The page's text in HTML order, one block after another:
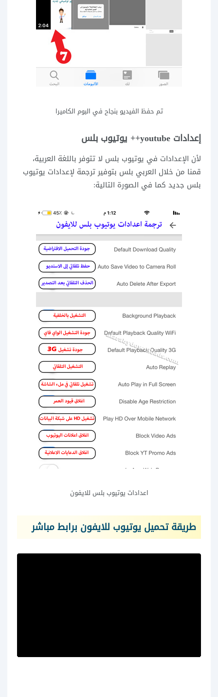
تم حفظ الفيديو بنجاح في البوم الكاميرا
إعدادات youtube++ يوتيوب بلس
لأن الإعدادات في يوتيوب بلس لا تتوفر باللغة العربية،
قمنا من خلال العربي بلس بتوفير ترجمة لإعدادات يوتيوب
بلس جديد كما في الصورة التالية:
اعدادات يوتيوب بلس للايفون
طريقة تحميل يوتيوب للايفون برابط مباشر